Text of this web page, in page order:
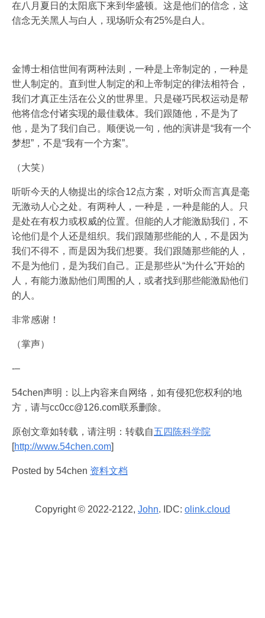
在八月夏日的太阳底下来到华盛顿。这是他们的信念，这
信念无关黑人与白人，现场听众有25%是白人。
金博士相信世间有两种法则，一种是上帝制定的，一种是
世人制定的。直到世人制定的和上帝制定的律法相符合，
我们才真正生活在公义的世界里。只是碰巧民权运动是帮
他将信念付诸实现的最佳载体。我们跟随他，不是为了
他，是为了我们自己。顺便说一句，他的演讲是“我有一个
梦想”，不是“我有一个方案”。
（大笑）
听听今天的人物提出的综合12点方案，对听众而言真是毫
无激动人心之处。有两种人，一种是，一种是能的人。只
是处在有权力或权威的位置。但能的人才能激励我们，不
论他们是个人还是组织。我们跟随那些能的人，不是因为
我们不得不，而是因为我们想要。我们跟随那些能的人，
不是为他们，是为我们自己。正是那些从“为什么”开始的
人，有能力激励他们周围的人，或者找到那些能激励他们
的人。
非常感谢！
（掌声）
-–
54chen声明：以上内容来自网络，如有侵犯您权利的地
方，请与cc0cc@126.com联系删除。
原创文章如转载，请注明：转载自五四陈科学院
[http://www.54chen.com]
Posted by 54chen 资料文档
Copyright © 2022-2122, John. IDC: olink.cloud